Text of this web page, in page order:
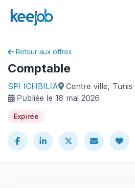
Retour aux offres
Comptable
SPI ICHBILIA
Centre ville, Tunis
Publiée le 18 mai 2026
Expirée